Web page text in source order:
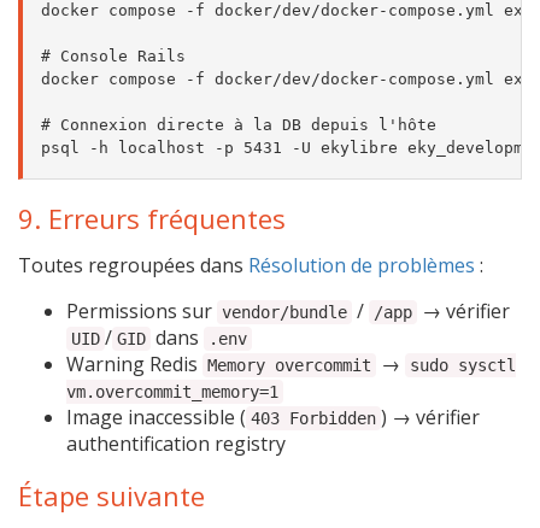
docker compose -f docker/dev/docker-compose.yml
# Console Rails
docker compose -f docker/dev/docker-compose.yml
# Connexion directe à la DB depuis l'hôte
9. Erreurs fréquentes
Toutes regroupées dans Résolution de problèmes :
Permissions sur vendor/bundle / /app → vérifier
UID / GID dans .env
Warning Redis Memory overcommit →
sudo sysctl
vm.overcommit_memory=1
Image inaccessible ( 403 Forbidden ) → vérifier
authentification registry
Étape suivante